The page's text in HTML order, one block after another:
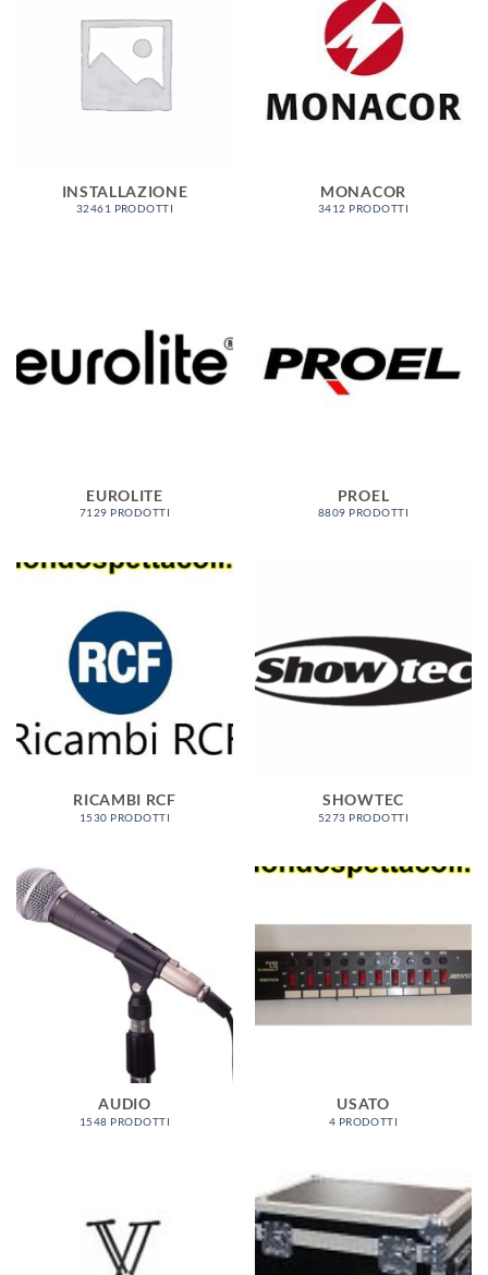
INSTALLAZIONE
32461 PRODOTTI
MONACOR
3412 PRODOTTI
EUROLITE
7129 PRODOTTI
PROEL
8809 PRODOTTI
RICAMBI RCF
1530 PRODOTTI
SHOWTEC
5273 PRODOTTI
AUDIO
1548 PRODOTTI
USATO
4 PRODOTTI